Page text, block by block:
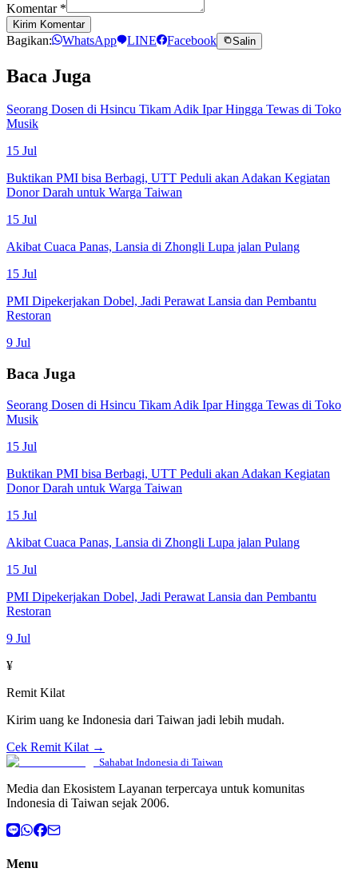
Komentar *
Kirim Komentar
Bagikan: WhatsApp LINE Facebook Salin
Baca Juga
Seorang Dosen di Hsincu Tikam Adik Ipar Hingga Tewas di Toko
Musik
15 Jul
Buktikan PMI bisa Berbagi, UTT Peduli akan Adakan Kegiatan
Donor Darah untuk Warga Taiwan
15 Jul
Akibat Cuaca Panas, Lansia di Zhongli Lupa jalan Pulang
15 Jul
PMI Dipekerjakan Dobel, Jadi Perawat Lansia dan Pembantu
Restoran
9 Jul
Baca Juga
Seorang Dosen di Hsincu Tikam Adik Ipar Hingga Tewas di Toko
Musik
15 Jul
Buktikan PMI bisa Berbagi, UTT Peduli akan Adakan Kegiatan
Donor Darah untuk Warga Taiwan
15 Jul
Akibat Cuaca Panas, Lansia di Zhongli Lupa jalan Pulang
15 Jul
PMI Dipekerjakan Dobel, Jadi Perawat Lansia dan Pembantu
Restoran
9 Jul
¥
Remit Kilat
Kirim uang ke Indonesia dari Taiwan jadi lebih mudah.
Cek Remit Kilat →
Sahabat Indonesia di Taiwan
Media dan Ekosistem Layanan terpercaya untuk komunitas
Indonesia di Taiwan sejak 2006.
Menu